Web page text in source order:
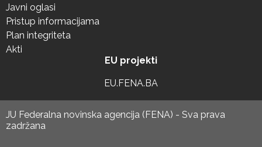
Javni oglasi
Pristup informacijama
Plan integriteta
Akti
EU projekti
EU.FENA.BA
JU Federalna novinska agencija (FENA) - Sva prava
zadržana